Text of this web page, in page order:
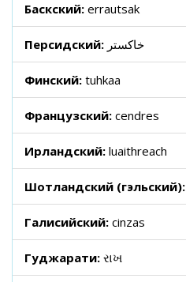
Баскский: errautsak
Персидский: خاکستر
Финский: tuhkaa
Французский: cendres
Ирландский: luaithreach
Шотландский (гэльский):
Галисийский: cinzas
Гуджарати: રાખ